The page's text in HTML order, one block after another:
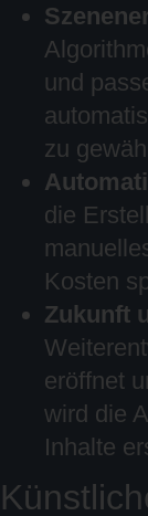
und
zu
die
Kosten
Zukunft
eröffnet
wird die
Inhalte